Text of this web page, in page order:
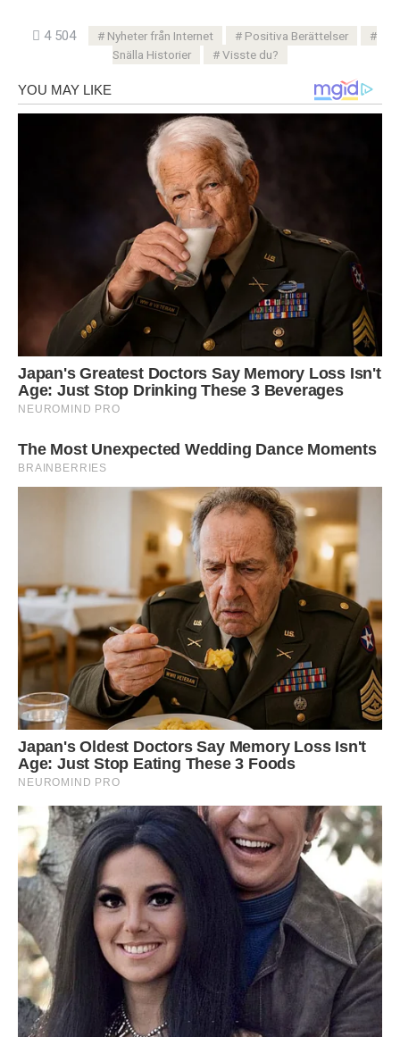
4 504 Nyheter från Internet
Positiva Berättelser
Snälla Historier
Visste du?